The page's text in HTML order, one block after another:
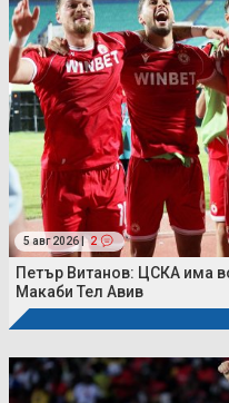
5 авг 2026 | 2
Петър Витанов: ЦСКА има
Макаби Тел Авив